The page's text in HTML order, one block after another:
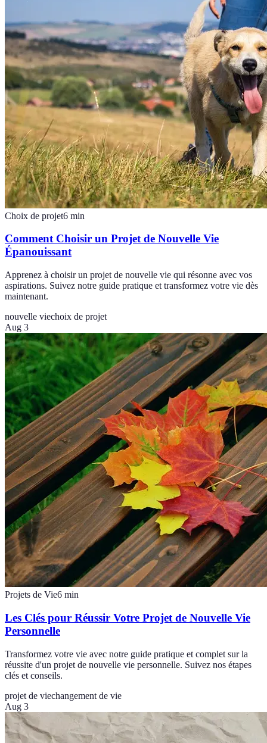
Choix de projet6 min
Comment Choisir un Projet de Nouvelle Vie
Épanouissant
Apprenez à choisir un projet de nouvelle vie qui résonne avec vos
aspirations. Suivez notre guide pratique et transformez votre vie dès
maintenant.
nouvelle viechoix de projet
Aug 3
Projets de Vie6 min
Les Clés pour Réussir Votre Projet de Nouvelle Vie
Personnelle
Transformez votre vie avec notre guide pratique et complet sur la
réussite d'un projet de nouvelle vie personnelle. Suivez nos étapes
clés et conseils.
projet de viechangement de vie
Aug 3